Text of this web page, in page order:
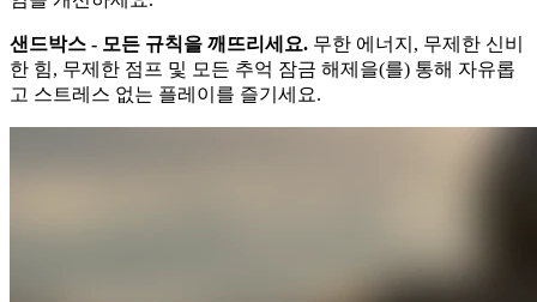
샌드박스 - 모든 규칙을 깨뜨리세요. 무한 에너지, 무제한 신비
한 힘, 무제한 점프 및 모든 추억 잠금 해제을(를) 통해 자유롭
고 스트레스 없는 플레이를 즐기세요.